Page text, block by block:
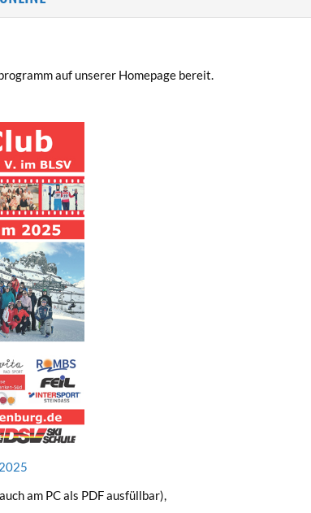
auf unserer Homepage bereit.
am PC als PDF ausfüllbar),